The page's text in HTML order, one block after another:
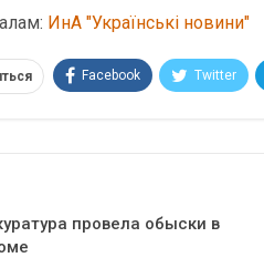
ИнА "Українські новини"
Facebook Twitter
провела обыски в